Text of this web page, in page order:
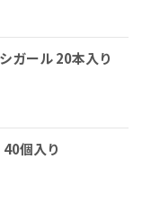
ガール 20本入り
個入り